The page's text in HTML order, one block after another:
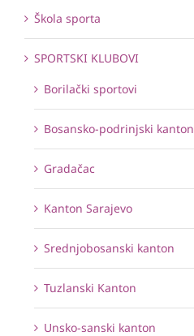
Škola sporta
SPORTSKI KLUBOVI
Borilački sportovi
Bosansko-podrinjski kanton
Gradačac
Kanton Sarajevo
Srednjobosanski kanton
Tuzlanski Kanton
Unsko-sanski kanton